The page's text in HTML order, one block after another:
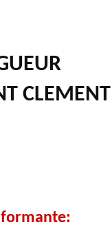
CLEMENT